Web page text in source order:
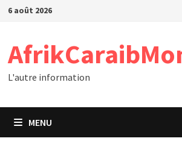
Passer
6 août 2026
L'autre information
MENU